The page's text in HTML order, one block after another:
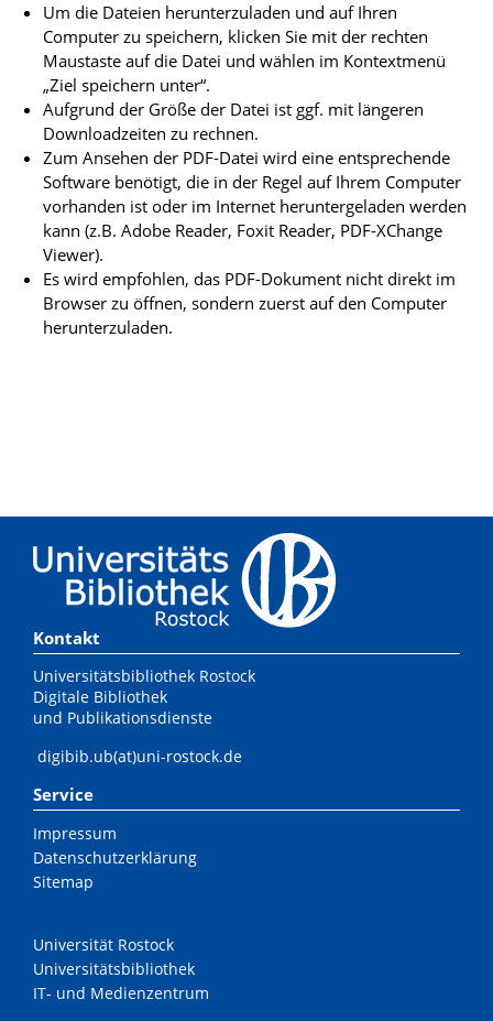
Um die Dateien herunterzuladen und auf Ihren
Computer zu speichern, klicken Sie mit der rechten
Maustaste auf die Datei und wählen im Kontextmenü
„Ziel speichern unter“.
Aufgrund der Größe der Datei ist ggf. mit längeren
Downloadzeiten zu rechnen.
Zum Ansehen der PDF-Datei wird eine entsprechende
Software benötigt, die in der Regel auf Ihrem Computer
vorhanden ist oder im Internet heruntergeladen werden
kann (z.B. Adobe Reader, Foxit Reader, PDF-XChange
Viewer).
Es wird empfohlen, das PDF-Dokument nicht direkt im
Browser zu öffnen, sondern zuerst auf den Computer
herunterzuladen.
Kontakt
Universitätsbibliothek Rostock
Digitale Bibliothek
und Publikationsdienste
digibib.ub(at)uni-rostock.de
Service
Impressum
Datenschutzerklärung
Sitemap
Universität Rostock
Universitätsbibliothek
IT- und Medienzentrum